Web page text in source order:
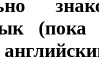
(пока